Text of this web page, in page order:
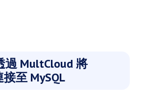
過 MultCloud 將
至 MySQL